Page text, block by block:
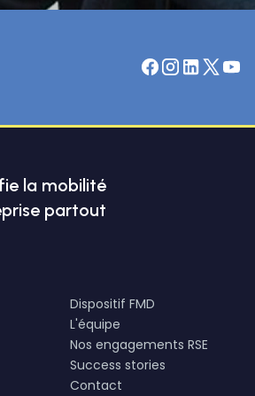
la mobilité
partout
Dispositif FMD
L'équipe
Nos engagements RSE
Success stories
Contact